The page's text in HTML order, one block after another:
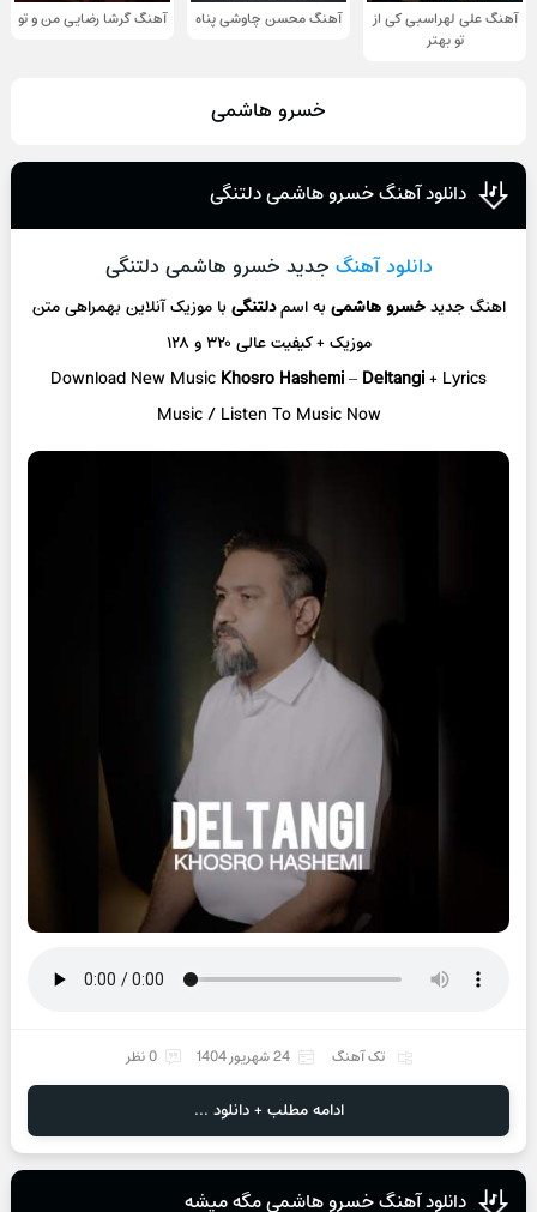
آهنگ علی لهراسبی کی از
تو ‌بهتر
آهنگ محسن چاوشی پناه آهنگ گرشا رضایی من و تو
خسرو هاشمی
دانلود آهنگ خسرو هاشمی دلتنگی
دانلود آهنگ جدید خسرو هاشمی دلتنگی
اهنگ جدیدخسرو هاشمیبه اسمدلتنگیبا موزیک آنلاینبهمراهی متن
موزیک + کیفیت عالی ۳۲۰ و ۱۲۸
Download New Music Khosro Hashemi– Deltangi+ Lyrics
Music / Listen To Music Now
تک آهنگ 24 شهریور 1404 0 نظر
ادامه مطلب + دانلود ...
دانلود آهنگ خسرو هاشمی مگه میشه